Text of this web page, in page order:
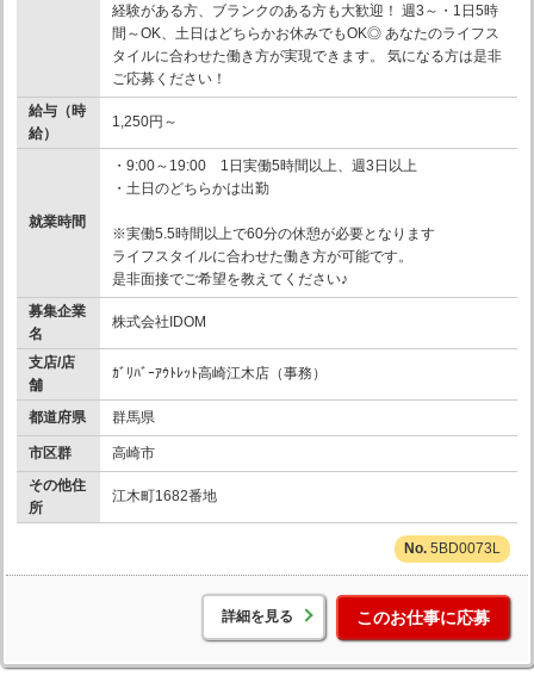
経験がある方、ブランクのある方も大歓迎！ 週3～・1日5時
間～OK、土日はどちらかお休みでもOK◎ あなたのライフス
タイルに合わせた働き方が実現できます。 気になる方は是非
ご応募ください！
給与（時
給）
1,250円～
就業時間
・9:00～19:00 1日実働5時間以上、週3日以上
・土日のどちらかは出勤
※実働5.5時間以上で60分の休憩が必要となります
ライフスタイルに合わせた働き方が可能です。
是非面接でご希望を教えてください♪
募集企業
名
株式会社IDOM
支店/店
舗
ｶﾞﾘﾊﾞｰｱｳﾄﾚｯﾄ高崎江木店（事務）
都道府県 群馬県
市区群
高崎市
その他住
所
江木町1682番地
5BD0073L
詳細を見る このお仕事に応募